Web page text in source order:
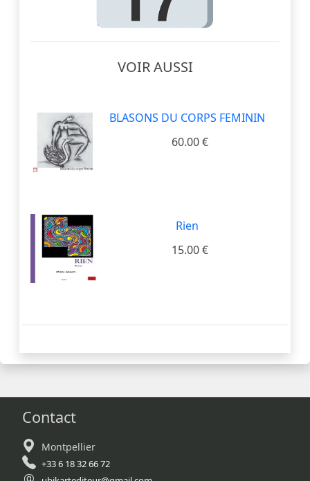
VOIR AUSSI
BLASONS DU CORPS FEMININ
60.00 €
Rien
15.00 €
Contact
Montpellier
+33 6 18 32 66 72